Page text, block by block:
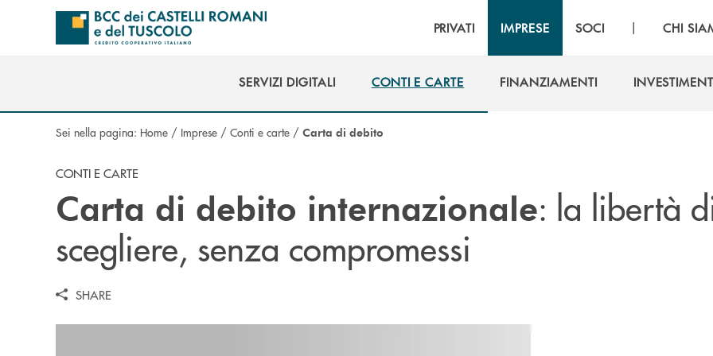
Salta al contenuto principale
PRIVATI IMPRESE SOCI | CHI
SERVIZI DIGITALI
CONTI E CARTE
FINANZIAMENTI
Sei nella pagina: Home / Imprese / Conti e carte / Carta di debito
CONTI E CARTE
Carta di debito internazionale: la libertà
scegliere, senza compromessi
SHARE